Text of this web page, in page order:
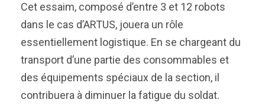
Cet essaim, composé d’entre 3 et 12 robots
dans le cas d’ARTUS, jouera un rôle
essentiellement logistique. En se chargeant du
transport d’une partie des consommables et
des équipements spéciaux de la section, il
contribuera à diminuer la fatigue du soldat.